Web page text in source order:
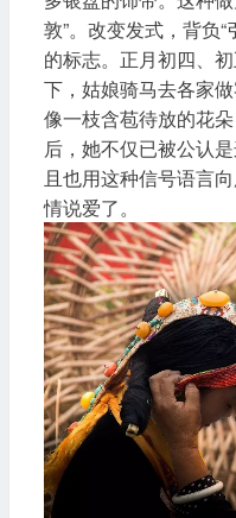
敦”。改变发式，背负
的标志。正月初四、
下，姑娘骑马去各家
像一枝含苞待放的花
后，她不仅已被公认
且也用这种信号语言
情说爱了。